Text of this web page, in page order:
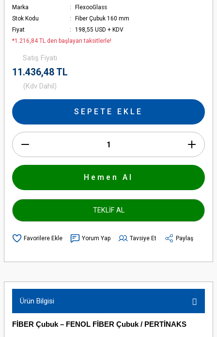
Marka
FlexooGlass
Stok Kodu
Fiber Çubuk 160 mm
Fiyat
198,55 USD + KDV
*1.216,84 TL den başlayan taksitlerle!
Satış Fiyatı
11.436,48 TL
(Kdv Dahil)
SEPETE EKLE
Hemen Al
TEKLİF AL
Yorum Yap Tavsiye Et Paylaş
Ürün Bilgisi
FİBER Çubuk – FENOL FİBER Çubuk / PERTİNAKS